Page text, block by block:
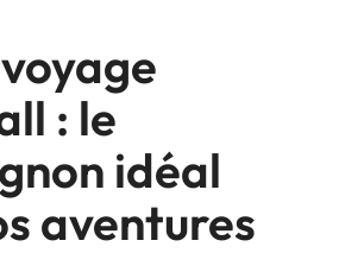
: le
idéal
aventures